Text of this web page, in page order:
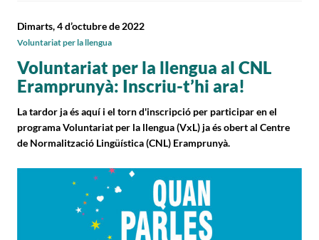
Voluntariat per la llengua al CNL
Eramprunyà: Inscriu-t’hi ara!
La tardor ja és aquí i el torn d'inscripció per participar en el
programa Voluntariat per la llengua (VxL) ja és obert al Centre
de Normalització Lingüística (CNL) Eramprunyà.
Dimarts, 4 d’octubre de 2022
Voluntariat per la llengua